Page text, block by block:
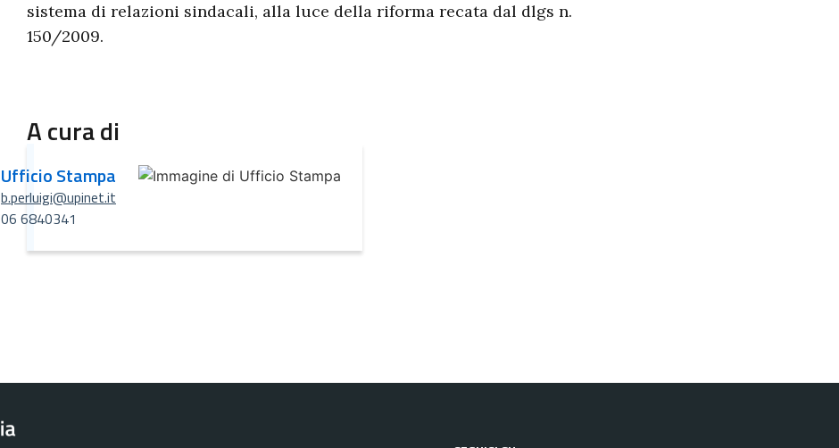
sistema di relazioni sindacali, alla luce della riforma recata dal dlgs n.
150/2009.
A cura di
Ufficio Stampa
b.perluigi@upinet.it
06 6840341